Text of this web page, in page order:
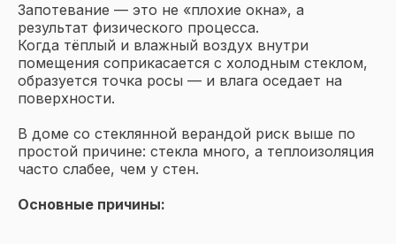
Запотевание — это не «плохие окна», а
результат физического процесса.
Когда тёплый и влажный воздух внутри
помещения соприкасается с холодным стеклом,
образуется точка росы — и влага оседает на
поверхности.
В доме со стеклянной верандой риск выше по
простой причине: стекла много, а теплоизоляция
часто слабее, чем у стен.
Основные причины:
Подписывайтесь
на наш Telegram
Подписаться